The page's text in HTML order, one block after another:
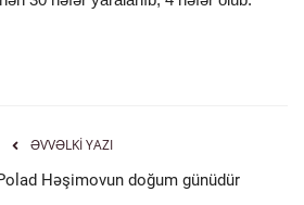
ƏVVƏLKI YAZI
Həşimovun doğum günüdür